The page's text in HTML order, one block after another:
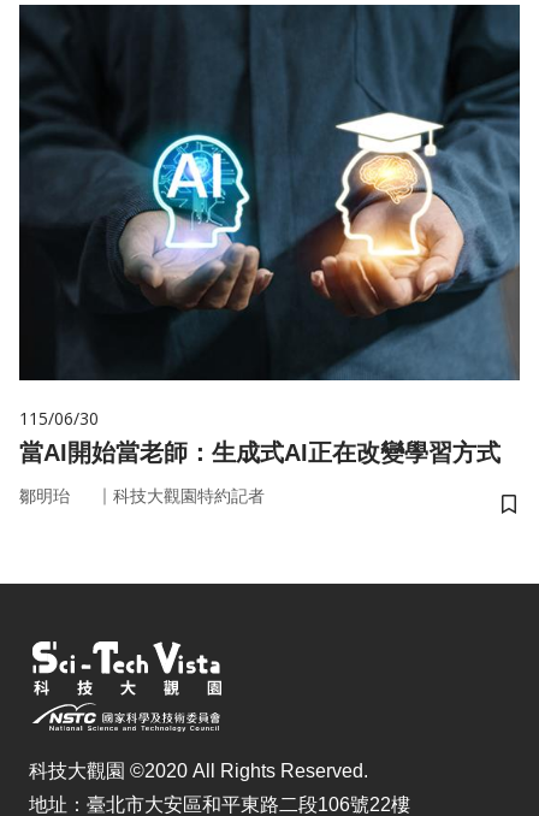
115/06/30
當AI開始當老師：生成式AI正在改變學習方式
鄒明珆 ｜ 科技大觀園特約記者
儲
科技大觀園 ©2020 All Rights Reserved.
地址：臺北市大安區和平東路二段106號22樓